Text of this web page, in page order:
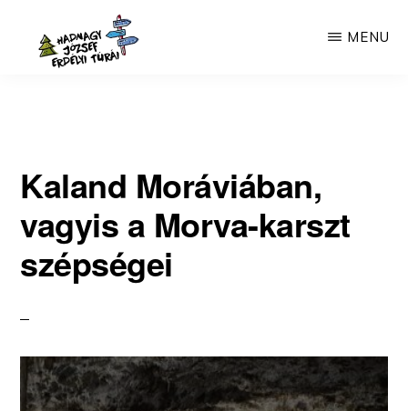
éves
tapasztalattal.
MENU
Kaland Moráviában,
vagyis a Morva-karszt
szépségei